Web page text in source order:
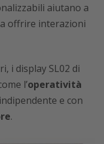
aiutano a
offrire interazioni
i display SL02 di
l’operatività
e con
.